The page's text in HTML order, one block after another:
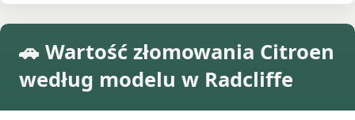
🚗 Wartość złomowania Citroen
według modelu w Radcliffe